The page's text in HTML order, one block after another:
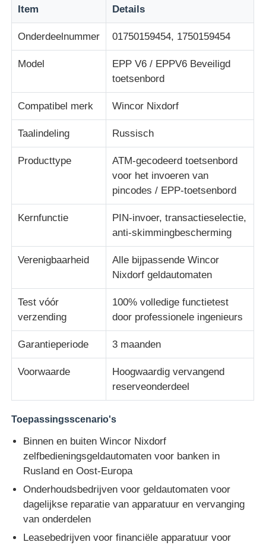
Videos
Kwaliteitscontrole
Contacteer ons
Vraag een offerte aan
NCR ATM-onderdelen
Wincor ATM-onderdelen
Hyosung ATM onderdelen
Fujitsu ATM-onderdelen
Hitachi ATM-onderdelen
De Delen van GRG ATM
Item Details
Onderdeelnummer 01750159454, 1750159454
Model
EPP V6 / EPPV6 Beveiligd
toetsenbord
Compatibel merk Wincor Nixdorf
Taalindeling Russisch
Producttype
ATM-gecodeerd toetsenbord
voor het invoeren van
pincodes / EPP-toetsenbord
Kernfunctie
PIN-invoer, transactieselectie,
anti-skimmingbescherming
Verenigbaarheid
Alle bijpassende Wincor
Nixdorf geldautomaten
Test vóór
verzending
100% volledige functietest
door professionele ingenieurs
Garantieperiode 3 maanden
Voorwaarde
Hoogwaardig vervangend
reserveonderdeel
Toepassingsscenario's
Binnen en buiten Wincor Nixdorf
zelfbedieningsgeldautomaten voor banken in
Rusland en Oost-Europa
Onderhoudsbedrijven voor geldautomaten voor
dagelijkse reparatie van apparatuur en vervanging
van onderdelen
Leasebedrijven voor financiële apparatuur voor